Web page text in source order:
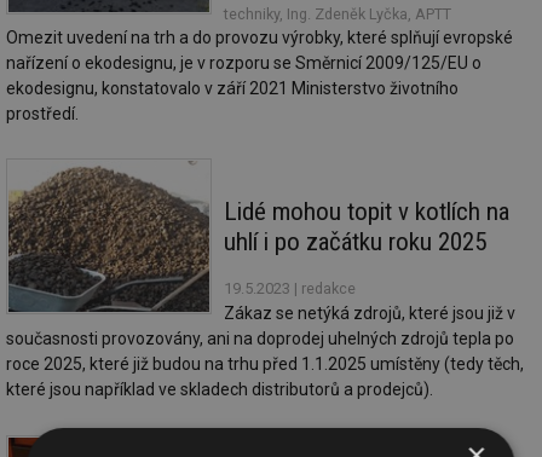
techniky, Ing. Zdeněk Lyčka, APTT
Omezit uvedení na trh a do provozu výrobky, které splňují evropské
nařízení o ekodesignu, je v rozporu se Směrnicí 2009/125/EU o
ekodesignu, konstatovalo v září 2021 Ministerstvo životního
prostředí.
Lidé mohou topit v kotlích na
uhlí i po začátku roku 2025
19.5.2023 | redakce
Zákaz se netýká zdrojů, které jsou již v
současnosti provozovány, ani na doprodej uhelných zdrojů tepla po
roce 2025, které již budou na trhu před 1.1.2025 umístěny (tedy těch,
které jsou například ve skladech distributorů a prodejců).